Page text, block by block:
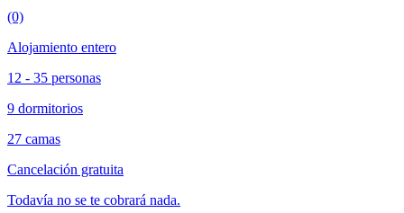
(0)
Alojamiento entero
12 - 35 personas
9 dormitorios
27 camas
Cancelación gratuita
Todavía no se te cobrará nada.